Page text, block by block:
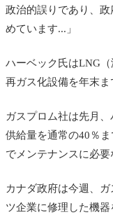
政治的誤りであり、
めています...」
ハーベック氏はLNG
再ガス化設備を年末ま
ガスプロム社は先月
供給量を通常の40％
でメンテナンスに必要
カナダ政府は今週、
ツ企業に修理した機器